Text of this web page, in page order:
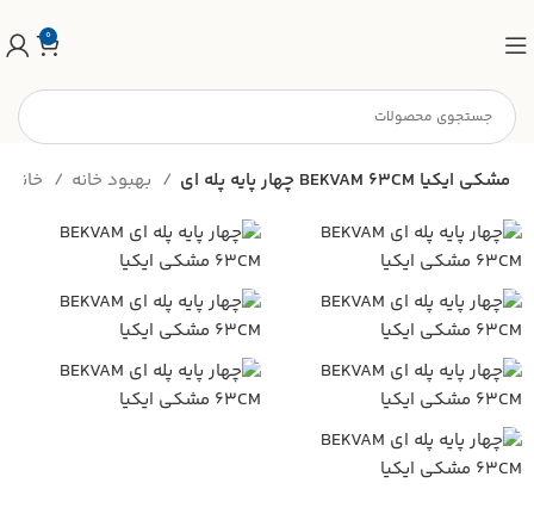
0
چهار پايه پله اي BEKVAM 63CM مشكي ايكيا